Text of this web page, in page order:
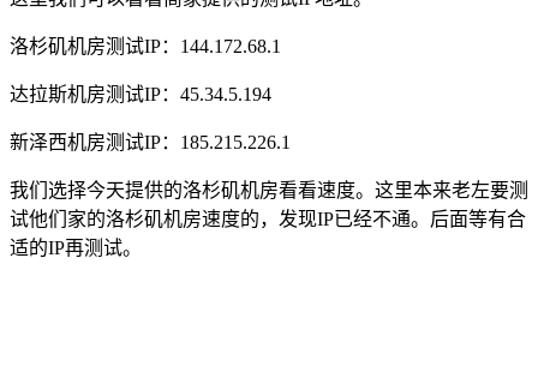
洛杉矶机房测试IP：144.172.68.1
达拉斯机房测试IP：45.34.5.194
新泽西机房测试IP：185.215.226.1
我们选择今天提供的洛杉矶机房看看速度。这里本来老左要测
试他们家的洛杉矶机房速度的，发现IP已经不通。后面等有合
适的IP再测试。